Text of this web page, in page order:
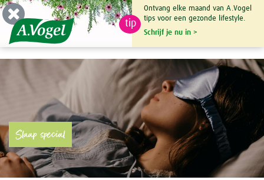
Slaap special
tip
Ontvang elke maand van A.Vogel
tips voor een gezonde lifestyle.
Schrijf je nu in >